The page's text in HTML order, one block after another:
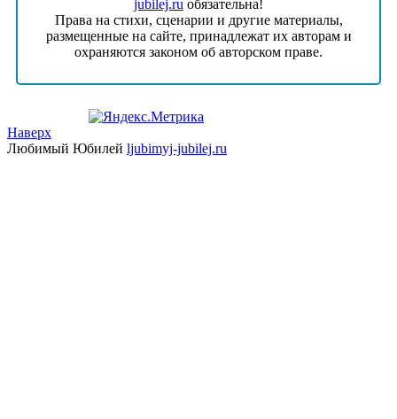
jubilej.ru обязательна!
Права на стихи, сценарии и другие материалы,
размещенные на сайте, принадлежат их авторам и
охраняются законом об авторском праве.
Наверх
Любимый Юбилей ljubimyj-jubilej.ru